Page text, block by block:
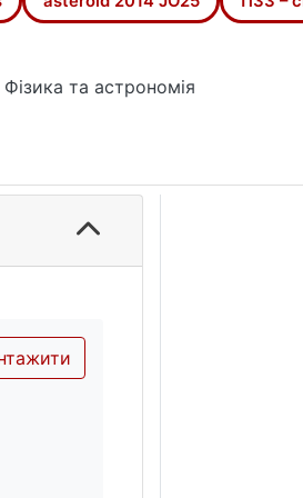
та астрономія